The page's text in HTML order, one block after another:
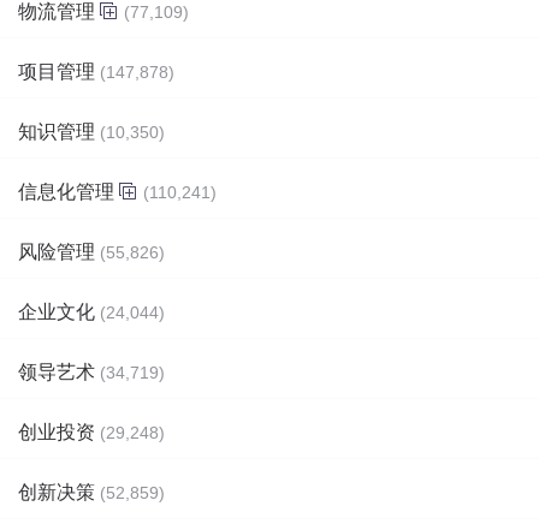
物流管理 (77,109)
项目管理 (147,878)
知识管理 (10,350)
信息化管理 (110,241)
风险管理 (55,826)
企业文化 (24,044)
领导艺术 (34,719)
创业投资 (29,248)
创新决策 (52,859)